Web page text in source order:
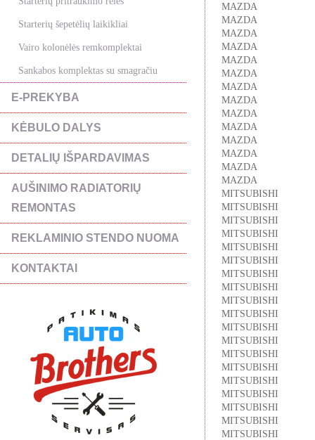
Starterių šepetėlių laikikliai
Vairo kolonėlės remkomplektai
Sankabos komplektas su smagračiu
E-PREKYBA
KĖBULO DALYS
DETALIŲ IŠPARDAVIMAS
AUŠINIMO RADIATORIŲ
REMONTAS
REKLAMINIO STENDO NUOMA
KONTAKTAI
MAZDA
MAZDA
MAZDA
MAZDA
MAZDA
MAZDA
MAZDA
MAZDA
MAZDA
MAZDA
MAZDA
MAZDA
MAZDA
MAZDA
MITSUBISHI
MITSUBISHI
MITSUBISHI
MITSUBISHI
MITSUBISHI
MITSUBISHI
MITSUBISHI
MITSUBISHI
MITSUBISHI
MITSUBISHI
MITSUBISHI
MITSUBISHI
MITSUBISHI
MITSUBISHI
MITSUBISHI
MITSUBISHI
MITSUBISHI
MITSUBISHI
MITSUBISHI